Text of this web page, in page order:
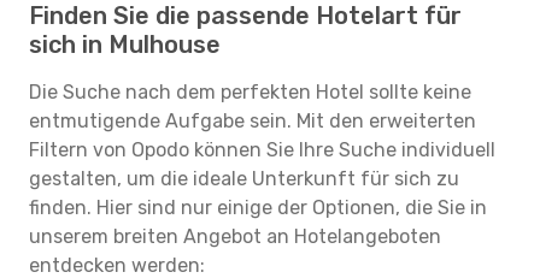
Finden Sie die passende Hotelart für
sich in Mulhouse
Die Suche nach dem perfekten Hotel sollte keine
entmutigende Aufgabe sein. Mit den erweiterten
Filtern von Opodo können Sie Ihre Suche individuell
gestalten, um die ideale Unterkunft für sich zu
finden. Hier sind nur einige der Optionen, die Sie in
unserem breiten Angebot an Hotelangeboten
entdecken werden: